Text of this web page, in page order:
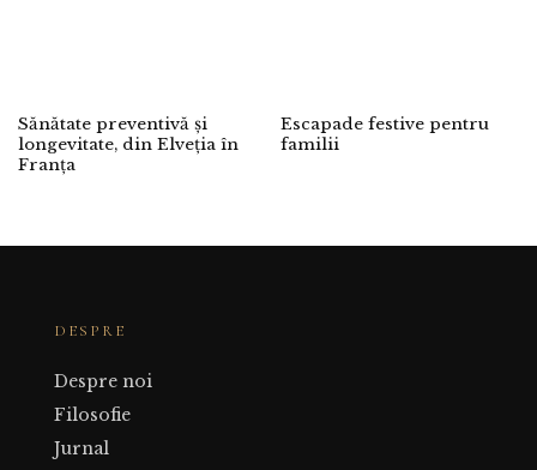
Sănătate preventivă și
longevitate, din Elveția în
Franța
Escapade festive pentru
familii
DESPRE
Despre noi
Filosofie
Jurnal